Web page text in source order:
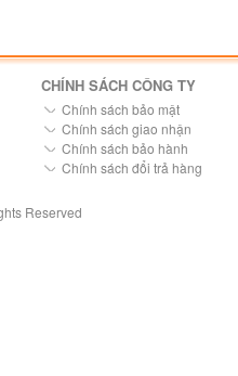
CHÍNH SÁCH CÔNG TY
Chính sách bảo mật
Chính sách giao nhận
Chính sách bảo hành
Chính sách đổi trả hàng
Reserved